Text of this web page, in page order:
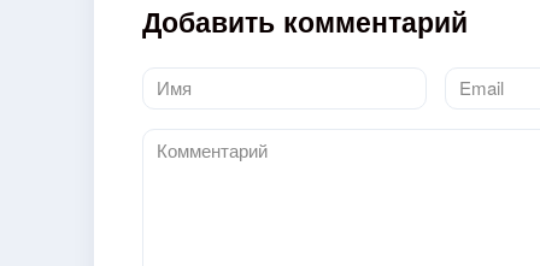
Добавить комментарий
Имя
*
Email
*
Комментарий